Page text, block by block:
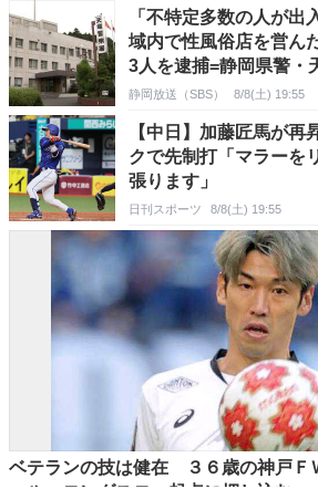
「不特定多数の人が出
域内で性風俗店を営ん
3人を逮捕=静岡県警・
静岡放送（SBS） 8/8(土) 19:55
【中日】加藤匠馬が再
クで先制打「マラーを
張ります」
日刊スポーツ 8/8(土) 19:55
ベテランの技は健在 ３６歳の神戸Ｆ